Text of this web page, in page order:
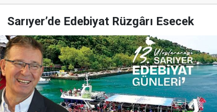
Sarıyer’de Edebiyat Rüzgârı Esecek